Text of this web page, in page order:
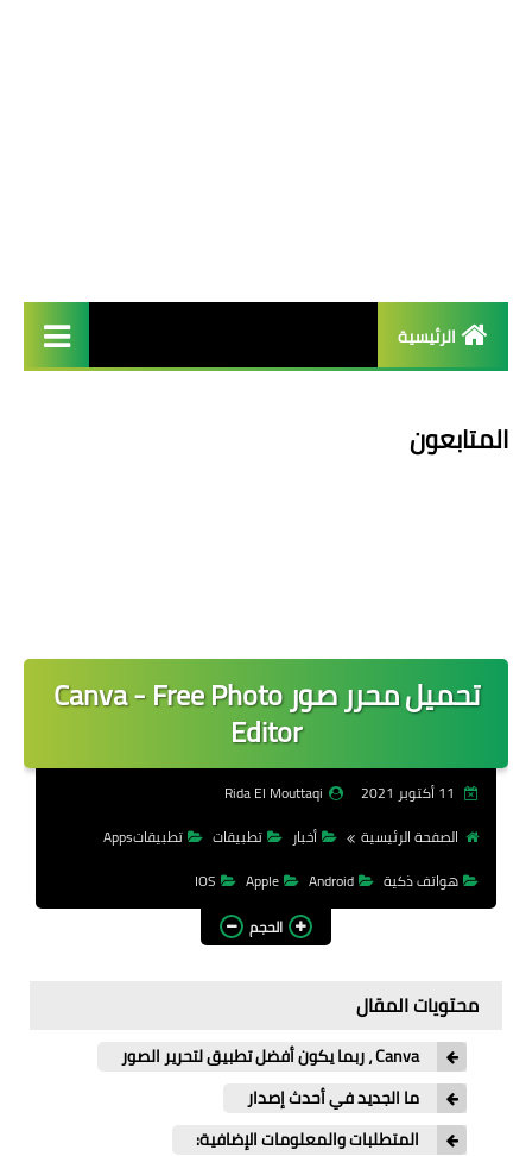
الرئيسية
المتابعون
تحميل محرر صور Canva - Free Photo
Editor
Rida El Mouttaqi
الصفحة الرئيسية
أخبار تطبيقات
تطبيقاتApps
هواتف ذكية
Android
Apple
IOS
الحجم
محتويات المقال
Canva ، ربما يكون أفضل تطبيق لتحرير الصور
ما الجديد في أحدث إصدار
المتطلبات والمعلومات الإضافية: